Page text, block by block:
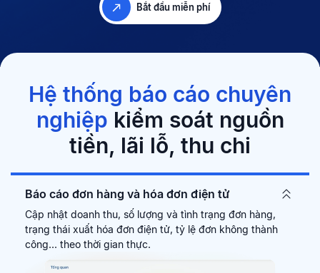
Bắt đầu miễn phí
Hệ thống báo cáo chuyên
nghiệp kiểm soát nguồn
tiền, lãi lỗ, thu chi
Báo cáo đơn hàng và hóa đơn điện tử
Cập nhật doanh thu, số lượng và tình trạng đơn hàng,
trạng thái xuất hóa đơn điện tử, tỷ lệ đơn không thành
công... theo thời gian thực.